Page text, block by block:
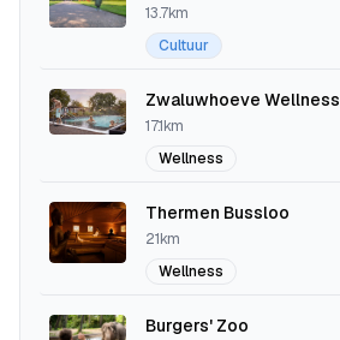
13.7km
Cultuur
Zwaluwhoeve Wellness
17.1km
Wellness
Thermen Bussloo
21km
Wellness
Burgers' Zoo